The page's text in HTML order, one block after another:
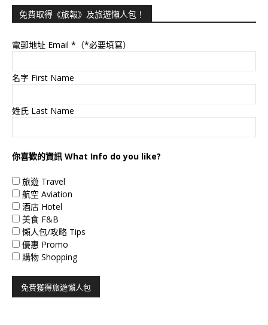
免費取得《旅報》及旅遊懶人包！
電郵地址 Email *（*必要填寫）
名字 First Name
姓氏 Last Name
你喜歡的資訊 What Info do you like?
旅遊 Travel
航空 Aviation
酒店 Hotel
美食 F&B
懶人包/攻略 Tips
優惠 Promo
購物 Shopping